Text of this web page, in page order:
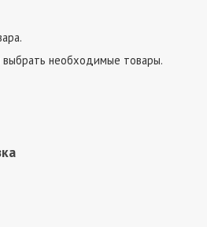
выбрать необходимые товары.